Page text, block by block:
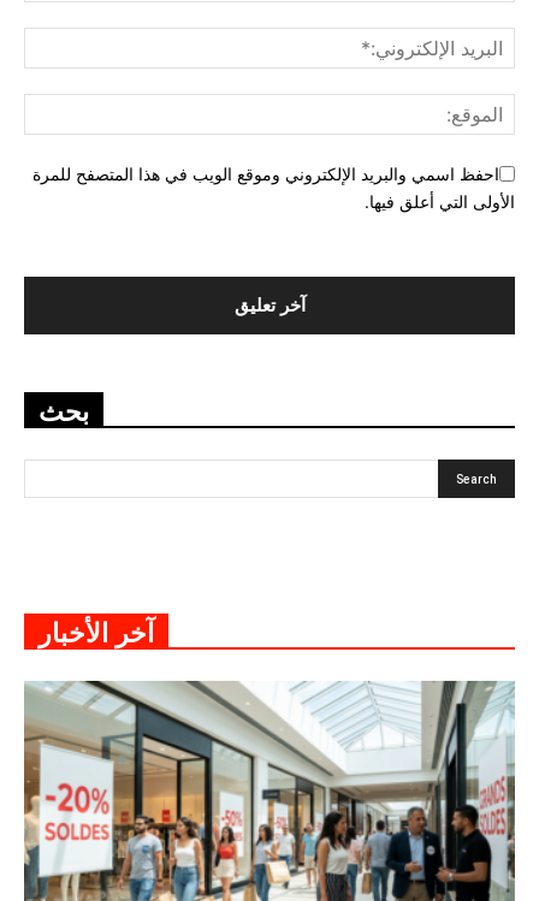
احفظ اسمي والبريد الإلكتروني وموقع الويب في هذا المتصفح للمرة
الأولى التي أعلق فيها.
بحث
آخر الأخبار